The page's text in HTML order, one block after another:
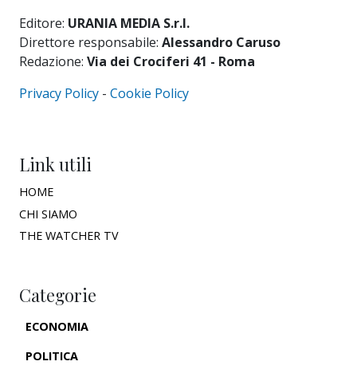
Editore: URANIA MEDIA S.r.l.
Direttore responsabile: Alessandro Caruso
Redazione: Via dei Crociferi 41 - Roma
Privacy Policy - Cookie Policy
Link utili
HOME
CHI SIAMO
THE WATCHER TV
Categorie
ECONOMIA
POLITICA